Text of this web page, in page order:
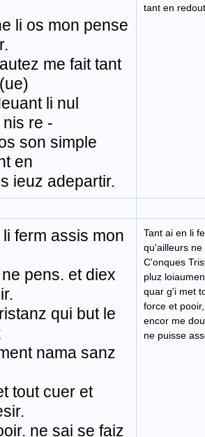
li os mon pense
me fait tant
li nul
re -
son simple
en
ieuz adepartir.
tant en
ferm assis mon
pens. et diex
qui but le
nama sanz
tout cuer et
ne sai se faiz
Tant ai en li
qu'ailleurs
C'onques
pluz
quar g'i met
force et
encor me
ne puisse